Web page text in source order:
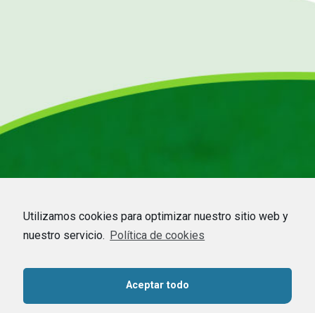
Utilizamos cookies para optimizar nuestro sitio web y
nuestro servicio. Política de cookies
Aceptar todo
–APICULTURA –